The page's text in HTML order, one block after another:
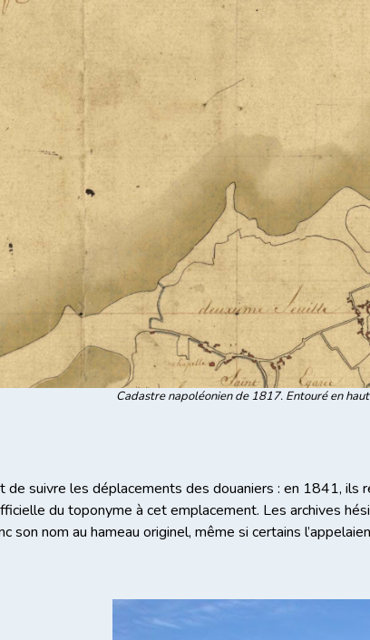
Cadastre napoléonien de 1817. Entouré en
suivre les déplacements des douaniers : en 1841,
du toponyme à cet emplacement. Les archives
son nom au hameau originel, même si certains